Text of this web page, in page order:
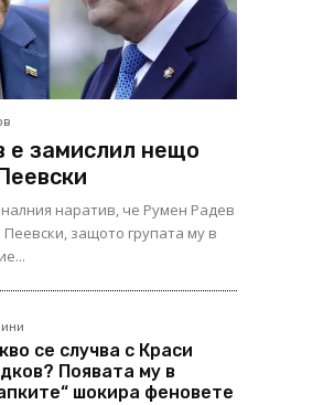
е замислил нещо
наратив, че Румен Радев
Пеевски, защото групата му в
се случва с Краси
Появата му в
шокира феновете